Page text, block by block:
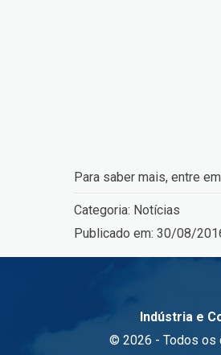
Para saber mais, entre
Categoria: Notícias
Publicado em: 30/08/
Indústria e
© 2026 - Todos os